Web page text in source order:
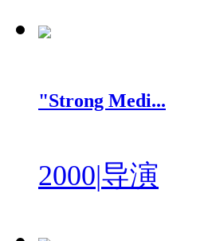
"Strong Medi...
2000|导演